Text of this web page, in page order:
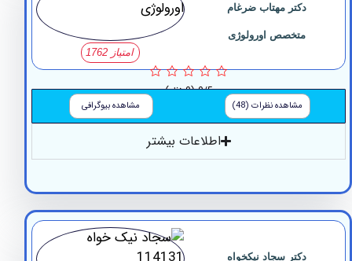
دکتر مهتاب ضرغام
متخصص اورولوژی
0/5 (0 نظر)
مشاهده نظرات (48) مشاهده بیوگرافی
اطلاعات بیشتر
دکتر سجاد نیکخواه